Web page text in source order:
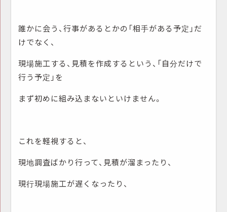
誰かに会う、行事があるとかの「相手がある予定」だ
けでなく、
現場施工する、見積を作成するという、「自分だけで
行う予定」を
まず初めに組み込まないといけません。
これを軽視すると、
現地調査ばかり行って、見積が溜まったり、
現行現場施工が遅くなったり、